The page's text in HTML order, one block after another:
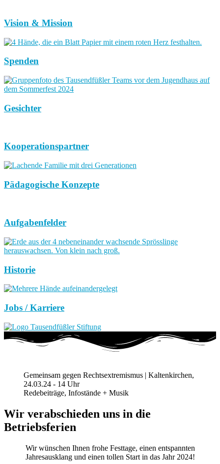
Vision & Mission
Spenden
Gesichter
Kooperationspartner
Pädagogische Konzepte
Aufgabenfelder
Historie
Jobs / Karriere
Gemeinsam gegen Rechtsextremismus | Kaltenkirchen,
24.03.24 - 14 Uhr
Redebeiträge, Infostände + Musik
Wir verabschieden uns in die
Betriebsferien
Wir wünschen Ihnen frohe Festtage, einen entspannten
Jahresausklang und einen tollen Start in das Jahr 2024!